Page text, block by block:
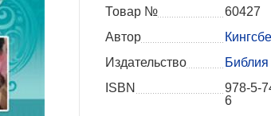
Товар №
60427
Автор
Издательство
Библия
ISBN
978-5-
6